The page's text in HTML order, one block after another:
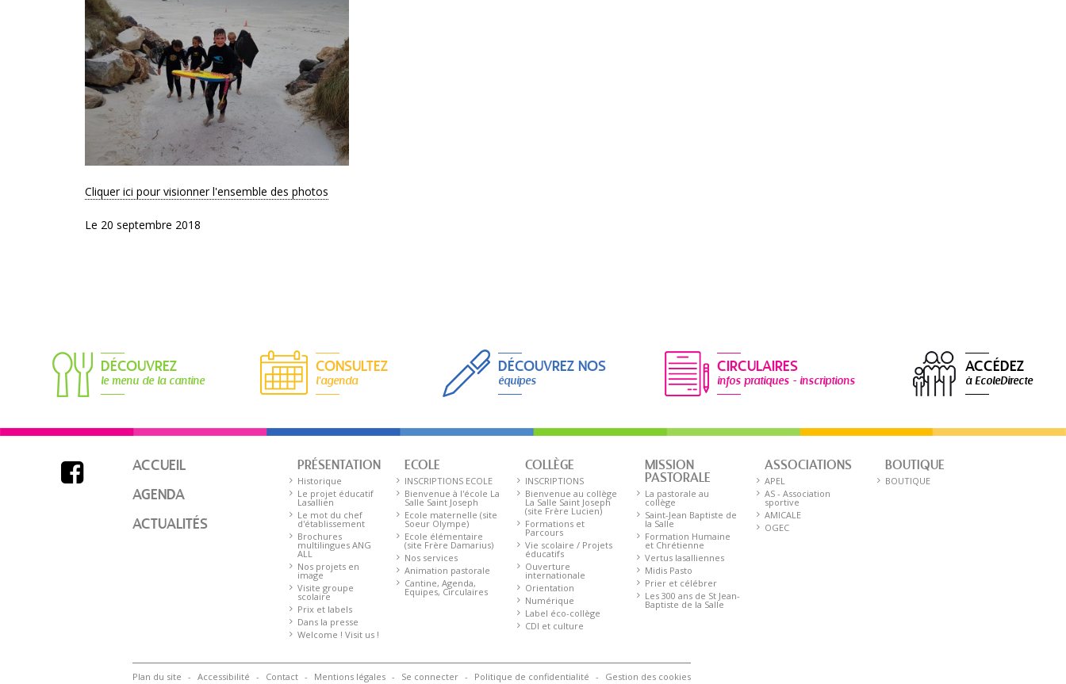
Cliquer ici pour visionner l'ensemble des photos
Le 20 septembre 2018
DÉCOUVREZ
le menu de la cantine
CONSULTEZ
l'agenda
DÉCOUVREZ NOS
équipes
CIRCULAIRES
infos pratiques - inscriptions
ACCÉDEZ
à EcoleDirecte

ACCUEIL
AGENDA
ACTUALITÉS
PRÉSENTATION
Historique
Le projet éducatif
Lasallien
Le mot du chef
d'établissement
Brochures
multilingues ANG
ALL
Nos projets en
image
Visite groupe
scolaire
Prix et labels
Dans la presse
Welcome ! Visit us !
ECOLE
INSCRIPTIONS ECOLE
Bienvenue à l'école La
Salle Saint Joseph
Ecole maternelle (site
Soeur Olympe)
Ecole élémentaire
(site Frère Damarius)
Nos services
Animation pastorale
Cantine, Agenda,
Equipes, Circulaires
COLLÈGE
INSCRIPTIONS
Bienvenue au collège
La Salle Saint Joseph
(site Frère Lucien)
Formations et
Parcours
Vie scolaire / Projets
éducatifs
Ouverture
internationale
Orientation
Numérique
Label éco-collège
CDI et culture
MISSION
PASTORALE
La pastorale au
collège
Saint-Jean Baptiste de
la Salle
Formation Humaine
et Chrétienne
Vertus lasalliennes
Midis Pasto
Prier et célébrer
Les 300 ans de St Jean-
Baptiste de la Salle
ASSOCIATIONS
APEL
AS - Association
sportive
AMICALE
OGEC
BOUTIQUE
BOUTIQUE
Plan du site Accessibilité Contact Mentions légales Se connecter Politique de confidentialité Gestion des cookies